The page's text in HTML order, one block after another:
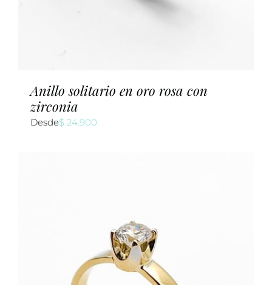
Anillo solitario en oro rosa con
zirconia
Desde$ 24.900